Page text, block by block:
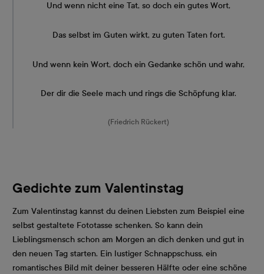
Und wenn nicht eine Tat, so doch ein gutes Wort,
Das selbst im Guten wirkt, zu guten Taten fort.
Und wenn kein Wort, doch ein Gedanke schön und wahr,
Der dir die Seele mach und rings die Schöpfung klar.
(Friedrich Rückert)
Gedichte zum Valentinstag
Zum Valentinstag kannst du deinen Liebsten zum Beispiel eine
selbst gestaltete Fototasse schenken. So kann dein
Lieblingsmensch schon am Morgen an dich denken und gut in
den neuen Tag starten. Ein lustiger Schnappschuss, ein
romantisches Bild mit deiner besseren Hälfte oder eine schöne